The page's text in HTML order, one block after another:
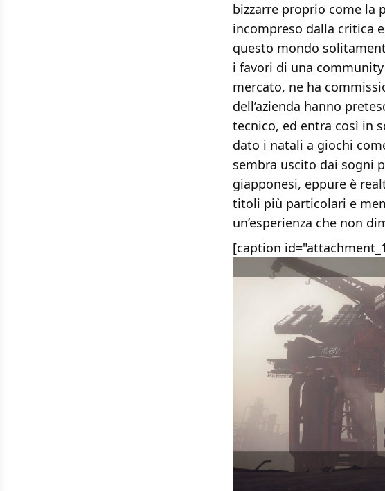
bizzarre proprio come la
incompreso dalla critica
questo mondo
i favori di una
mercato, ne ha
dell’azienda hanno
tecnico, ed entra così in
dato i natali a giochi
sembra uscito dai sogni
giapponesi, eppure è
titoli più particolari e
un’esperienza che non
[caption